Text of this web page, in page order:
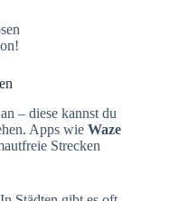
– diese kannst du
Apps wie Waze
Strecken